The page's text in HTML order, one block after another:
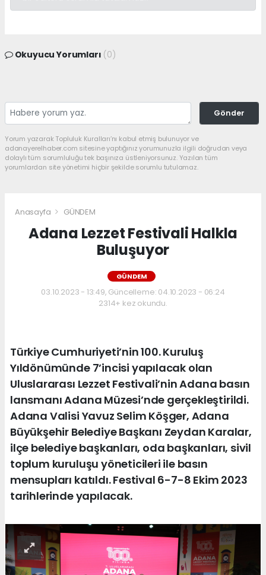
Okuyucu Yorumları (0)
Gönder
Yorum yazarak Topluluk Kuralları’nı kabul etmiş bulunuyor ve
adanayerelhaber.com sitesine yaptığınız yorumunuzla ilgili doğrudan veya
dolaylı tüm sorumluluğu tek başınıza üstleniyorsunuz. Yazılan tüm
yorumlardan site yönetimi hiçbir şekilde sorumlu tutulamaz.
Anasayfa GÜNDEM
Adana Lezzet Festivali Halkla
Buluşuyor
GÜNDEM
03.10.2023 - 13:49, Güncelleme: 04.10.2023 - 06:24
2314+ kez okundu.
Türkiye Cumhuriyeti’nin 100. Kuruluş
Yıldönümünde 7’incisi yapılacak olan
Uluslararası Lezzet Festivali’nin Adana basın
lansmanı Adana Müzesi’nde gerçekleştirildi.
Adana Valisi Yavuz Selim Köşger, Adana
Büyükşehir Belediye Başkanı Zeydan Karalar,
ilçe belediye başkanları, oda başkanları, sivil
toplum kuruluşu yöneticileri ile basın
mensupları katıldı. Festival 6-7-8 Ekim 2023
tarihlerinde yapılacak.